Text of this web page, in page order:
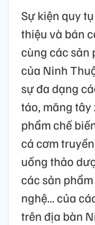
Sự kiện quy
thiệu và bán
cùng các sản
của Ninh
sự đa dạng
táo, măng tây
phẩm chế
cá cơm
uống thảo
các sản
nghệ... của
trên địa bàn